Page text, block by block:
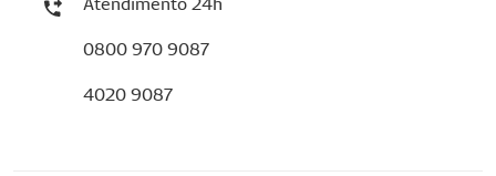
0800 970 9087
4020 9087